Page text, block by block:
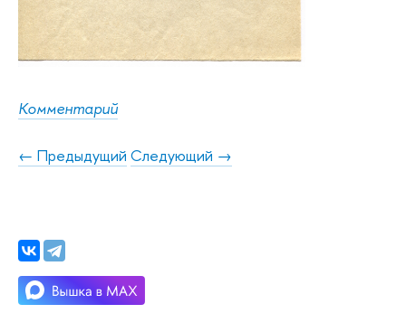
Комментарий
← Предыдущий Следующий →